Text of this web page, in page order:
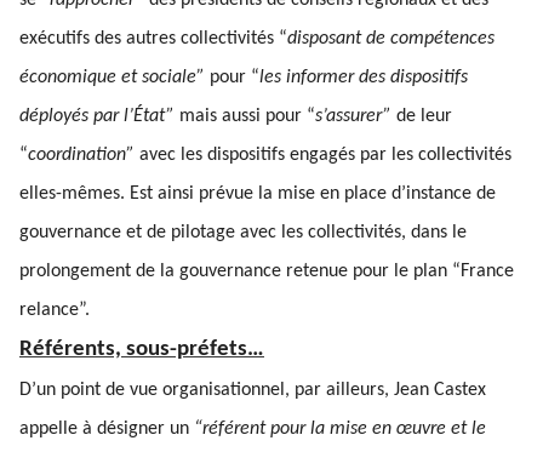
exécutifs des autres collectivités “disposant de compétences
économique et sociale” pour “les informer des dispositifs
déployés par l’État” mais aussi pour “s’assurer” de leur
“coordination” avec les dispositifs engagés par les collectivités
elles-mêmes. Est ainsi prévue la mise en place d’instance de
gouvernance et de pilotage avec les collectivités, dans le
prolongement de la gouvernance retenue pour le plan “France
relance”.
Référents, sous-préfets…
D’un point de vue organisationnel, par ailleurs, Jean Castex
appelle à désigner un “référent pour la mise en œuvre et le